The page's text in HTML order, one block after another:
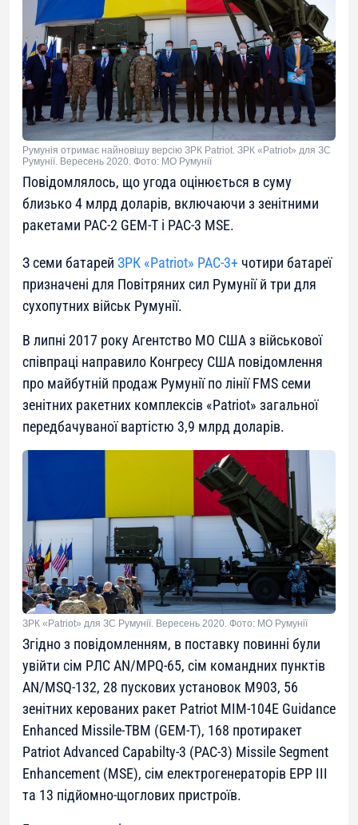
Румунія отримає найновішу версію ЗРК Patriot. ЗРК «Patriot» для ЗС
Румунії. Вересень 2020. Фото: МО Румунії
Повідомлялось, що угода оцінюється в суму
близько 4 млрд доларів, включаючи з зенітними
ракетами PAC-2 GEM-T і PAC-3 MSE.
З семи батарей ЗРК «Patriot» PAC-3+ чотири батареї
призначені для Повітряних сил Румунії й три для
сухопутних військ Румунії.
В липні 2017 року Агентство МО США з військової
співпраці направило Конгресу США повідомлення
про майбутній продаж Румунії по лінії FMS семи
зенітних ракетних комплексів «Patriot» загальної
передбачуваної вартістю 3,9 млрд доларів.
ЗРК «Patriot» для ЗС Румунії. Вересень 2020. Фото: МО Румунії
Згідно з повідомленням, в поставку повинні були
увійти сім РЛС AN/MPQ-65, сім командних пунктів
AN/MSQ-132, 28 пускових установок M903, 56
зенітних керованих ракет Patriot MIM-104E Guidance
Enhanced Missile-TBM (GEM-T), 168 протиракет
Patriot Advanced Capabilty-3 (PAC-3) Missile Segment
Enhancement (MSE), сім електрогенераторів EPP III
та 13 підйомно-щоглових пристроїв.